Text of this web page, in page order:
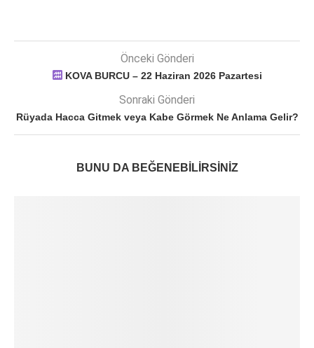
Önceki Gönderi
KOVA BURCU – 22 Haziran 2026 Pazartesi
Sonraki Gönderi
Rüyada Hacca Gitmek veya Kabe Görmek Ne Anlama Gelir?
BUNU DA BEĞENEBILIRSINIZ